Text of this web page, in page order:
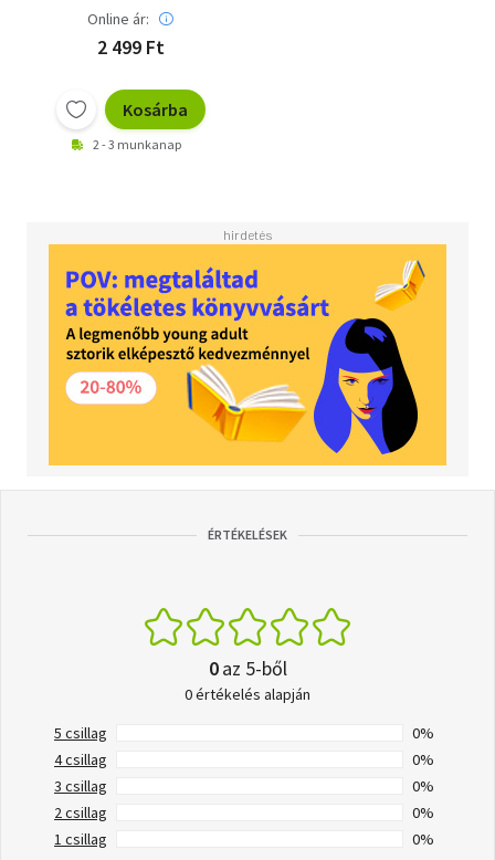
Online ár:
2 499 Ft
Kosárba
2 - 3 munkanap
ÉRTÉKELÉSEK
0az 5-ből
0 értékelés alapján
5 csillag
0%
4 csillag
0%
3 csillag
0%
2 csillag
0%
1 csillag
0%